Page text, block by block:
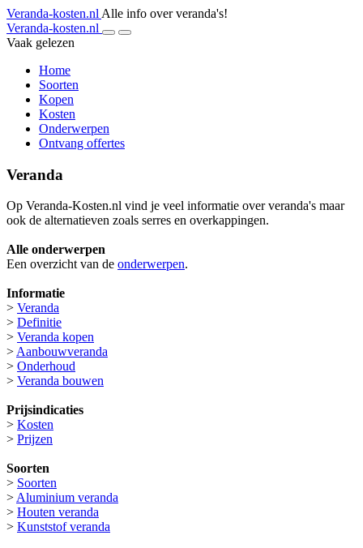
Veranda-kosten.nl Alle info over veranda's!
Veranda-kosten.nl
Vaak gelezen
Home
Soorten
Kopen
Kosten
Onderwerpen
Ontvang offertes
Veranda
Op Veranda-Kosten.nl vind je veel informatie over veranda's maar
ook de alternatieven zoals serres en overkappingen.
Alle onderwerpen
Een overzicht van de onderwerpen.
Informatie
> Veranda
> Definitie
> Veranda kopen
>Aanbouwveranda
> Onderhoud
> Veranda bouwen
Prijsindicaties
> Kosten
> Prijzen
Soorten
> Soorten
>Aluminium veranda
> Houten veranda
> Kunststof veranda